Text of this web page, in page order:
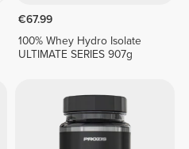
€67.99
100% Whey Hydro Isolate
ULTIMATE SERIES 907g